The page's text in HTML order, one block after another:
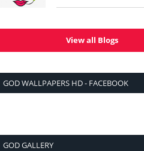
View all Blogs
GOD WALLPAPERS HD - FACEBOOK
GOD GALLERY